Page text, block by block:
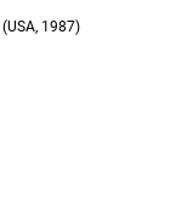
(USA, 1987)